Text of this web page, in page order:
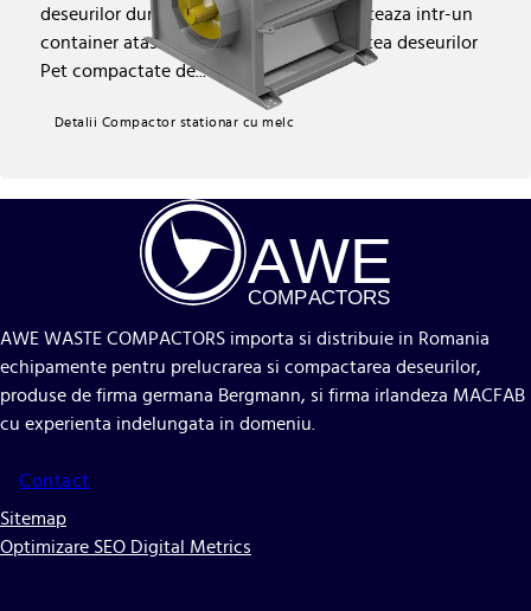
deseurilor dure, inclusiv pet-uri Compacteaza intr-un
container atasat si poate atinge densitatea deseurilor
Pet compactate de...
Detalii Compactor stationar cu melc
A WE
COMP ACTORS
AWE WASTE COMPACTORS importa si distribuie in Romania
echipamente pentru prelucrarea si compactarea deseurilor,
produse de firma germana Bergmann, si firma irlandeza MACFAB
cu experienta indelungata in domeniu.
Contact
Sitemap
Optimizare SEO Digital Metrics